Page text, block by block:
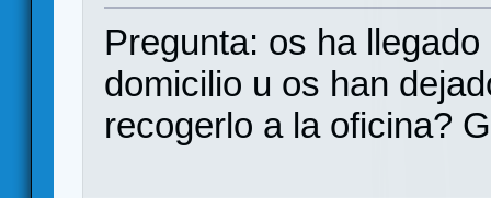
Pregunta: os ha
domicilio u os han
recogerlo a la oficina?